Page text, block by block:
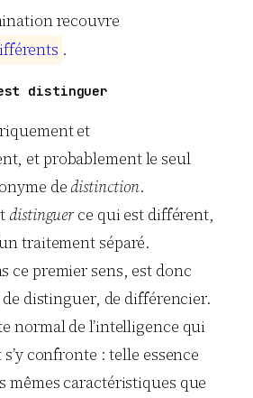
recouvre
ifférents .
distinguer
et
et probablement le seul
dedistinction.
distinguer ce qui est différent,
traitement séparé.
ce premier sens, est donc
de distinguer, de différencier.
normal de l’intelligence qui
confronte : telle essence
mêmes caractéristiques que